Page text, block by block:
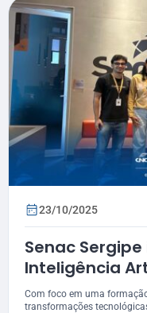
23/10/2025
Senac
Inteligência
cursos
Com foco em uma
transformações